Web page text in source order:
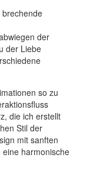
der
der Liebe
so zu
die ich erstellt
Stil der
mit sanften
harmonische